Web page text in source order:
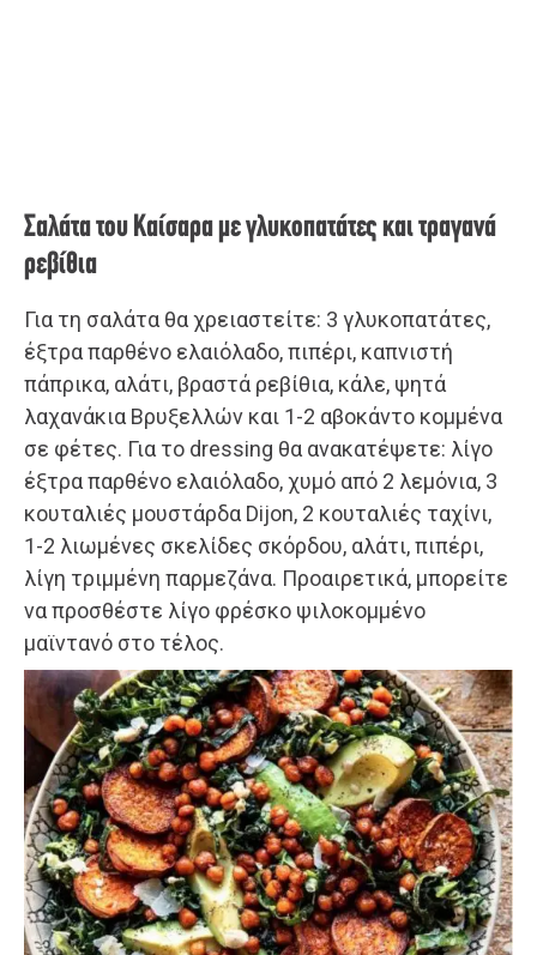
Σαλάτα του Καίσαρα με γλυκοπατάτες και τραγανά
ρεβίθια
Για τη σαλάτα θα χρειαστείτε: 3 γλυκοπατάτες,
έξτρα παρθένο ελαιόλαδο, πιπέρι, καπνιστή
πάπρικα, αλάτι, βραστά ρεβίθια, κάλε, ψητά
λαχανάκια Βρυξελλών και 1-2 αβοκάντο κομμένα
σε φέτες. Για το dressing θα ανακατέψετε: λίγο
έξτρα παρθένο ελαιόλαδο, χυμό από 2 λεμόνια, 3
κουταλιές μουστάρδα Dijon, 2 κουταλιές ταχίνι,
1-2 λιωμένες σκελίδες σκόρδου, αλάτι, πιπέρι,
λίγη τριμμένη παρμεζάνα. Προαιρετικά, μπορείτε
να προσθέστε λίγο φρέσκο ψιλοκομμένο
μαϊντανό στο τέλος.